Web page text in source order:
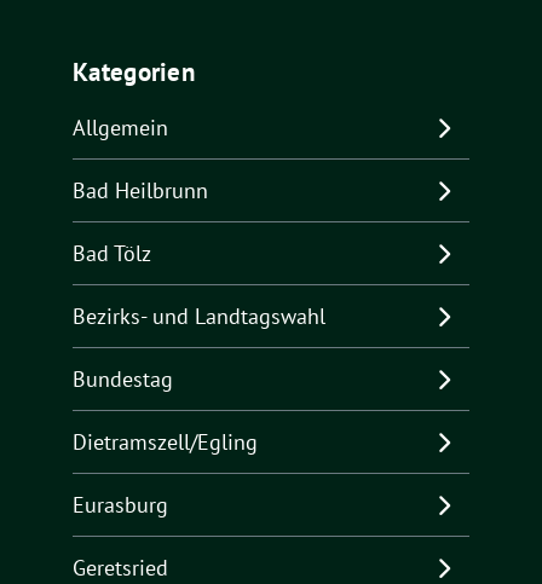
Kategorien
Allgemein
Bad Heilbrunn
Bad Tölz
Bezirks- und Landtagswahl
Bundestag
Dietramszell/Egling
Eurasburg
Geretsried